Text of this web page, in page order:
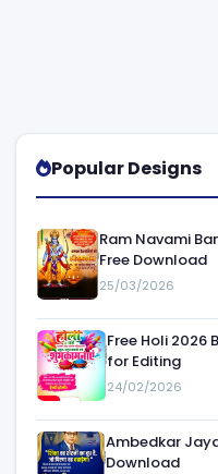
Popular Designs
Ram Navami
Free Download
25/03/2026
Free Holi 2026
for Editing
24/02/2026
Ambedkar
Download